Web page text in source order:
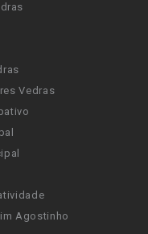
Vedras
Agostinho